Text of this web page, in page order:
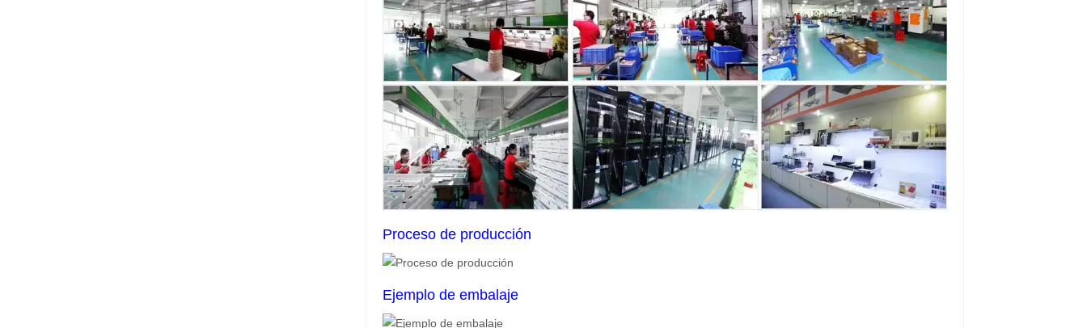
Proceso de producción
Ejemplo de embalaje